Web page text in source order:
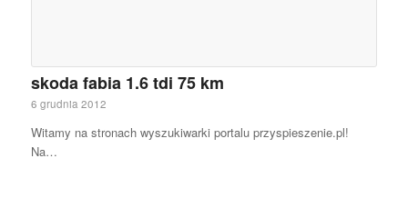
skoda fabia 1.6 tdi 75 km
6 grudnia 2012
Witamy na stronach wyszukiwarki portalu przyspieszenie.pl!
Na…